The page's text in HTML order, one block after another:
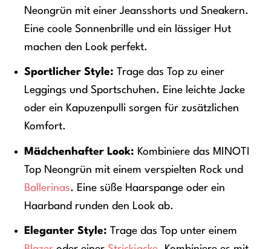
Neongrün mit einer Jeansshorts und Sneakern.
Eine coole Sonnenbrille und ein lässiger Hut
machen den Look perfekt.
Sportlicher Style: Trage das Top zu einer
Leggings und Sportschuhen. Eine leichte Jacke
oder ein Kapuzenpulli sorgen für zusätzlichen
Komfort.
Mädchenhafter Look: Kombiniere das MINOTI
Top Neongrün mit einem verspielten Rock und
Ballerinas. Eine süße Haarspange oder ein
Haarband runden den Look ab.
Eleganter Style: Trage das Top unter einem